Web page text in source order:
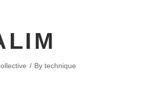
By technique